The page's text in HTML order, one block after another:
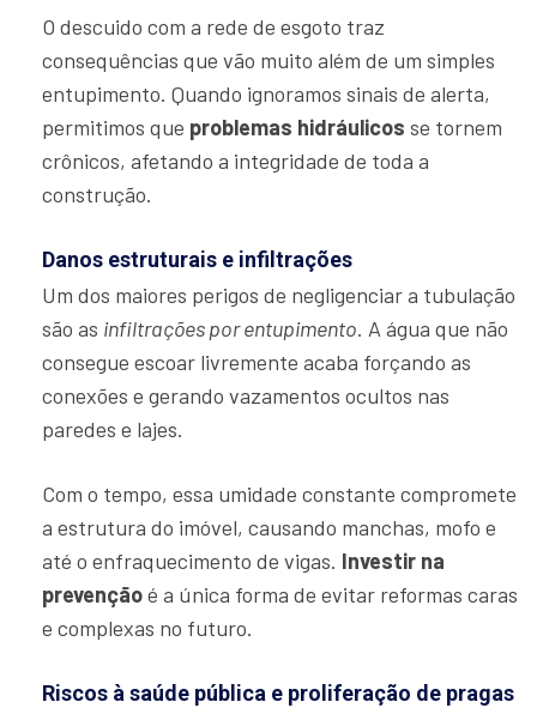
O descuido com a rede de esgoto traz
consequências que vão muito além de um simples
entupimento. Quando ignoramos sinais de alerta,
permitimos que problemas hidráulicos se tornem
crônicos, afetando a integridade de toda a
construção.
Danos estruturais e infiltrações
Um dos maiores perigos de negligenciar a tubulação
são as infiltrações por entupimento. A água que não
consegue escoar livremente acaba forçando as
conexões e gerando vazamentos ocultos nas
paredes e lajes.
Com o tempo, essa umidade constante compromete
a estrutura do imóvel, causando manchas, mofo e
até o enfraquecimento de vigas. Investir na
prevençãoé a única forma de evitar reformas caras
e complexas no futuro.
Riscos à saúde pública e proliferação de pragas